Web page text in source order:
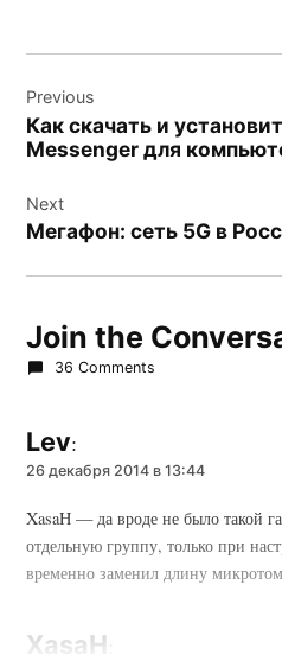
по
записям
Previous
Как скачать и
Messenger для
Next
Мегафон: сеть 5G в
Join the
36 Comments
Lev:
26 декабря 2014 в 13:44
XasaH — да вроде не было такой
отдельную группу, только при
временно заменил длину
XasaH